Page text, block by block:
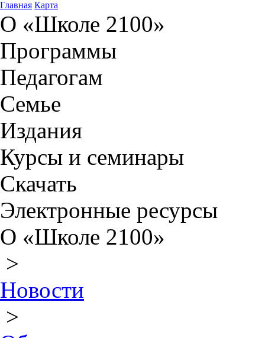
Главная Карта
О «Школе 2100»
Программы
Педагогам
Семье
Издания
Курсы и семинары
Скачать
Электронные ресурсы
О «Школе 2100»
>
Новости
>